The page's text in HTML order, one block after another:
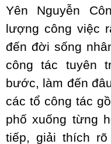
Yên Nguyễn
lượng công việc
đến đời sống
công tác tuyên
bước, làm đến
các tổ công tác
phố xuống từng
tiếp, giải thích